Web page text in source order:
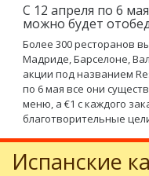
С 12 апреля по 6
можно будет
Более 300 ресторанов
Мадриде, Барселоне,
акции под названием
по 6 мая все они
меню, а €1 с каждого
благотворительные
Испанские